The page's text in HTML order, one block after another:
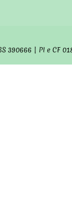
390666 | PI e CF